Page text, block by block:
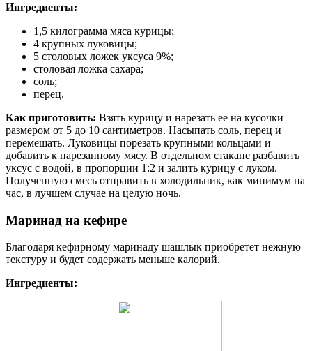
Ингредиенты:
1,5 килограмма мяса курицы;
4 крупных луковицы;
5 столовых ложек уксуса 9%;
столовая ложка сахара;
соль;
перец.
Как приготовить: Взять курицу и нарезать ее на кусочки
размером от 5 до 10 сантиметров. Насыпать соль, перец и
перемешать. Луковицы порезать крупными кольцами и
добавить к нарезанному мясу. В отдельном стакане разбавить
уксус с водой, в пропорции 1:2 и залить курицу с луком.
Полученную смесь отправить в холодильник, как минимум на
час, в лучшем случае на целую ночь.
Маринад на кефире
Благодаря кефирному маринаду шашлык приобретет нежную
текстуру и будет содержать меньше калорий.
Ингредиенты: